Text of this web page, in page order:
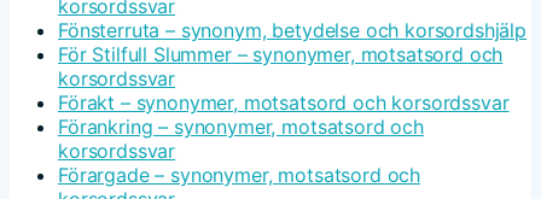
korsordssvar
Fönsterruta – synonym, betydelse och korsordshjälp
För Stilfull Slummer – synonymer, motsatsord och
korsordssvar
Förakt – synonymer, motsatsord och korsordssvar
Förankring – synonymer, motsatsord och
korsordssvar
Förargade – synonymer, motsatsord och